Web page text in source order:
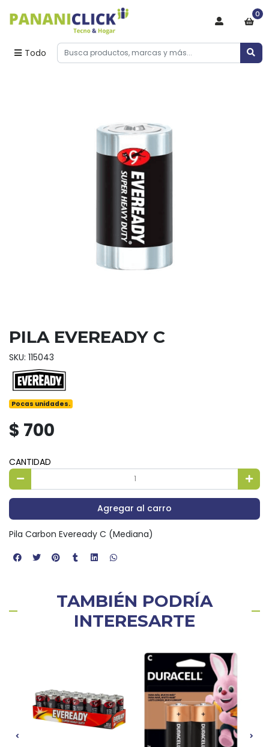
Todo
0
PILA EVEREADY C
SKU: 115043
Pocas unidades.
$ 700
CANTIDAD
Agregar al carro
Pila Carbon Eveready C (Mediana)
TAMBIÉN PODRÍA
INTERESARTE